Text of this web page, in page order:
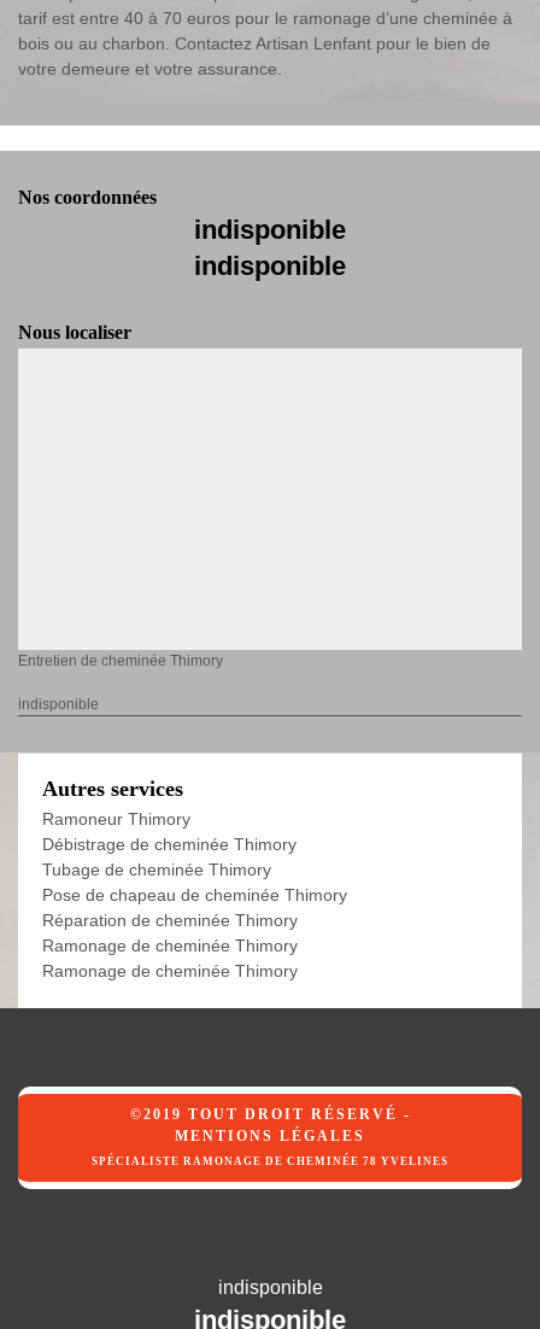
tarif est entre 40 à 70 euros pour le ramonage d’une cheminée à
bois ou au charbon. Contactez Artisan Lenfant pour le bien de
votre demeure et votre assurance.
Nos coordonnées
indisponible
indisponible
Nous localiser
Entretien de cheminée Thimory
indisponible
Autres services
Ramoneur Thimory
Débistrage de cheminée Thimory
Tubage de cheminée Thimory
Pose de chapeau de cheminée Thimory
Réparation de cheminée Thimory
Ramonage de cheminée Thimory
Ramonage de cheminée Thimory
©2019 TOUT DROIT RÉSERVÉ -
MENTIONS LÉGALES
SPÉCIALISTE RAMONAGE DE CHEMINÉE 78 YVELINES
indisponible
indisponible